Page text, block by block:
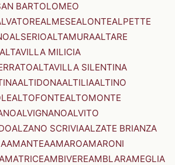
BARTOLOMEO
ALMESEALONTEALPETTE
ALSERIOALTAMURAALTARE
ALTAVILLA MILICIA
ALTAVILLA SILENTINA
ALTIDONAALTILIAALTINO
ALTOFONTEALTOMONTE
ALVIGNANOALVITO
ALZANO SCRIVIAALZATE BRIANZA
AMANTEAAMAROAMARONI
AMBIVEREAMBLARAMEGLIA